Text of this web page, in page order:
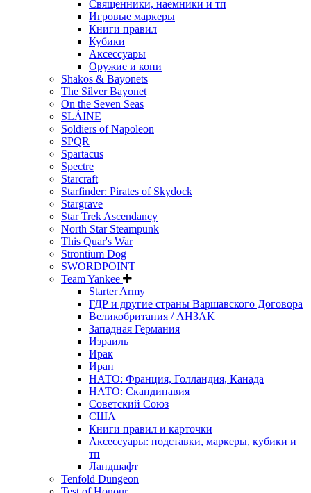
Священники, наемники и тп
Игровые маркеры
Книги правил
Кубики
Аксессуары
Оружие и кони
Shakos & Bayonets
The Silver Bayonet
On the Seven Seas
SLÁINE
Soldiers of Napoleon
SPQR
Spartacus
Spectre
Starcraft
Starfinder: Pirates of Skydock
Stargrave
Star Trek Ascendancy
North Star Steampunk
This Quar's War
Strontium Dog
SWORDPOINT
Team Yankee
Starter Army
ГДР и другие страны Варшавского Договора
Великобритания / АНЗАК
Западная Германия
Израиль
Ирак
Иран
НАТО: Франция, Голландия, Канада
НАТО: Скандинавия
Советский Союз
США
Книги правил и карточки
Аксессуары: подставки, маркеры, кубики и
тп
Ландшафт
Tenfold Dungeon